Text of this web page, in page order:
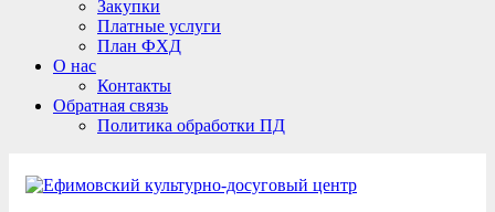
Закупки
Платные услуги
План ФХД
О нас
Контакты
Обратная связь
Политика обработки ПД